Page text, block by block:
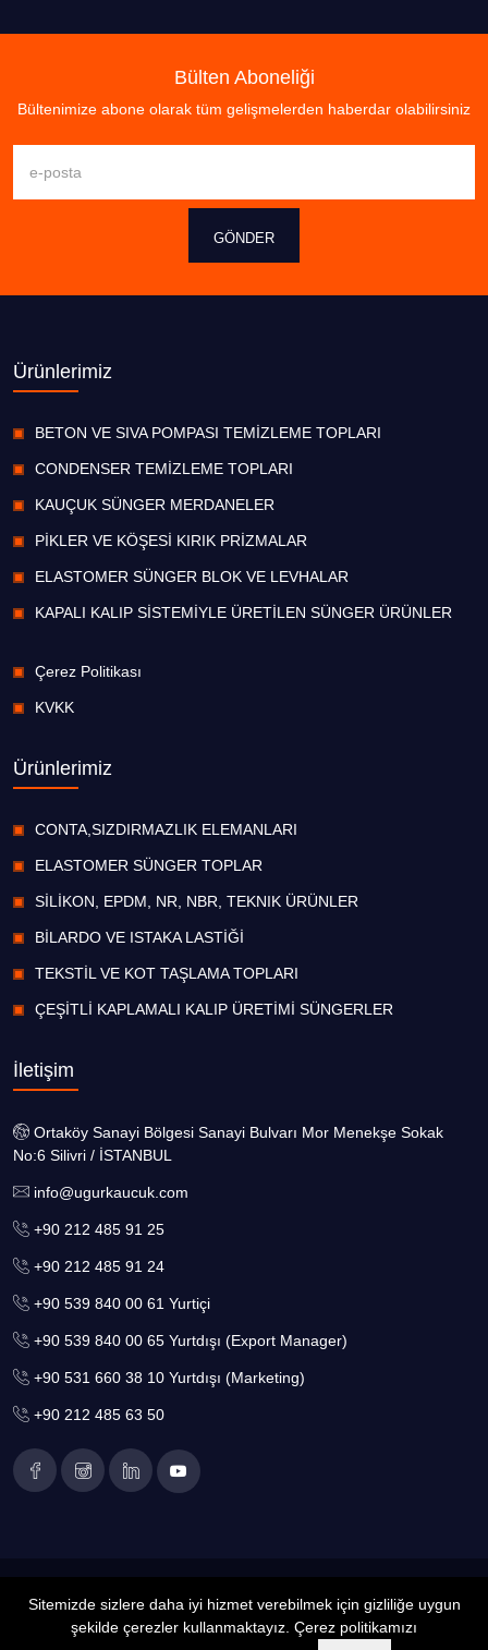
Bülten Aboneliği
Bültenimize abone olarak tüm gelişmelerden haberdar olabilirsiniz
GÖNDER
Ürünlerimiz
BETON VE SIVA POMPASI TEMİZLEME TOPLARI
CONDENSER TEMİZLEME TOPLARI
KAUÇUK SÜNGER MERDANELER
PİKLER VE KÖŞESİ KIRIK PRİZMALAR
ELASTOMER SÜNGER BLOK VE LEVHALAR
KAPALI KALIP SİSTEMİYLE ÜRETİLEN SÜNGER ÜRÜNLER
Çerez Politikası
KVKK
Ürünlerimiz
CONTA,SIZDIRMAZLIK ELEMANLARI
ELASTOMER SÜNGER TOPLAR
SİLİKON, EPDM, NR, NBR, TEKNIK ÜRÜNLER
BİLARDO VE ISTAKA LASTİĞİ
TEKSTİL VE KOT TAŞLAMA TOPLARI
ÇEŞİTLİ KAPLAMALI KALIP ÜRETİMİ SÜNGERLER
İletişim
Ortaköy Sanayi Bölgesi Sanayi Bulvarı Mor Menekşe Sokak
No:6 Silivri / İSTANBUL
info@ugurkaucuk.com
+90 212 485 91 25
+90 212 485 91 24
+90 539 840 00 61 Yurtiçi
+90 539 840 00 65 Yurtdışı (Export Manager)
+90 531 660 38 10 Yurtdışı (Marketing)
+90 212 485 63 50
2022Copyright Tüm Hakları Saklıdır. UK Uğur Kauçuk
Anatolia System
Sitemizde sizlere daha iyi hizmet verebilmek için gizliliğe uygun
şekilde çerezler kullanmaktayız. Çerez politikamızı